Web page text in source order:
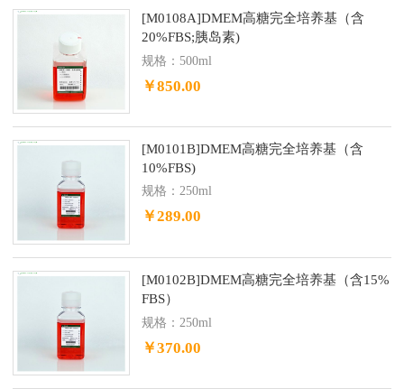
[M0108A]DMEM高糖完全培养基（含
20%FBS;胰岛素)
规格：500ml
￥850.00
[M0101B]DMEM高糖完全培养基（含
10%FBS)
规格：250ml
￥289.00
[M0102B]DMEM高糖完全培养基（含15%
FBS）
规格：250ml
￥370.00